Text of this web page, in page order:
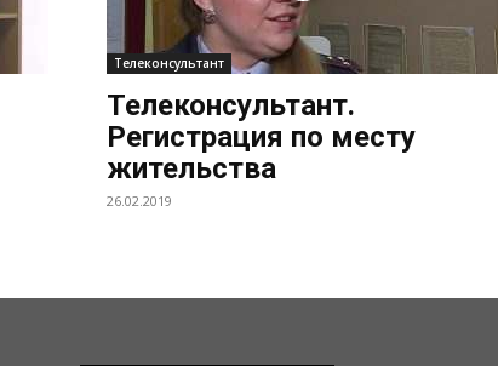
Телеконсультант
Телеконсультант.
Регистрация по месту
жительства
26.02.2019